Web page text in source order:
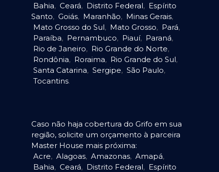
Bahia, Ceará, Distrito Federal, Espírito
Santo, Goiás, Maranhão, Minas Gerais,
Mato Grosso do Sul, Mato Grosso, Pará,
Paraíba, Pernambuco, Piauí, Paraná,
Rio de Janeiro, Rio Grande do Norte,
Rondônia, Roraima, Rio Grande do Sul,
Santa Catarina, Sergipe, São Paulo,
Tocantins.
Caso não haja cobertura do Grifo em sua
região, solicite um orçamento à parceira
Master House mais próxima:
Acre, Alagoas, Amazonas, Amapá,
Bahia, Ceará, Distrito Federal, Espírito